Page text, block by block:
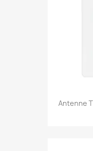
Antenne